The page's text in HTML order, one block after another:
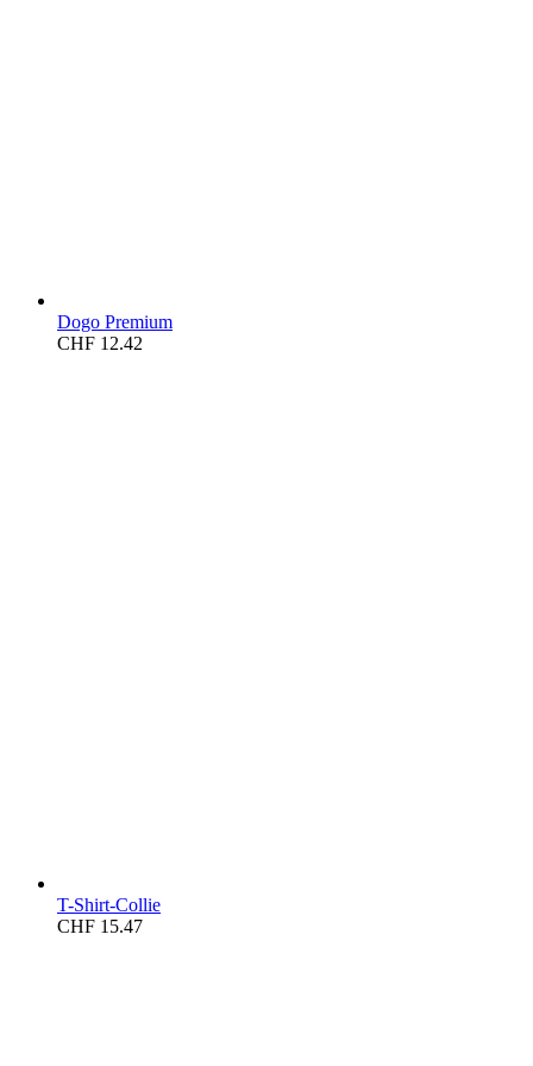
Dogo Premium
CHF 12.42
T-Shirt-Collie
CHF 15.47